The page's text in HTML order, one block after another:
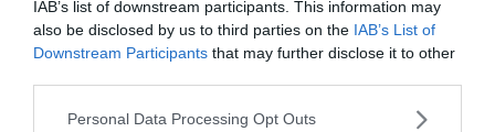
IAB’s list of downstream participants. This information may
also be disclosed by us to third parties on the IAB’s List of
Downstream Participants that may further disclose it to other
Personal Data Processing Opt Outs
abrite de nombreux hôtels en bord de mer et c’est la
ville la plus prisée des touristes. Ceux en quête de calme
et d’authenticité préféreront s’en éloigner. Sliema est la
ville la plus dynamique de l’île de Malte. Ancien port de
pêche, on la visite pourBlack Pearlet le Fort Tigné